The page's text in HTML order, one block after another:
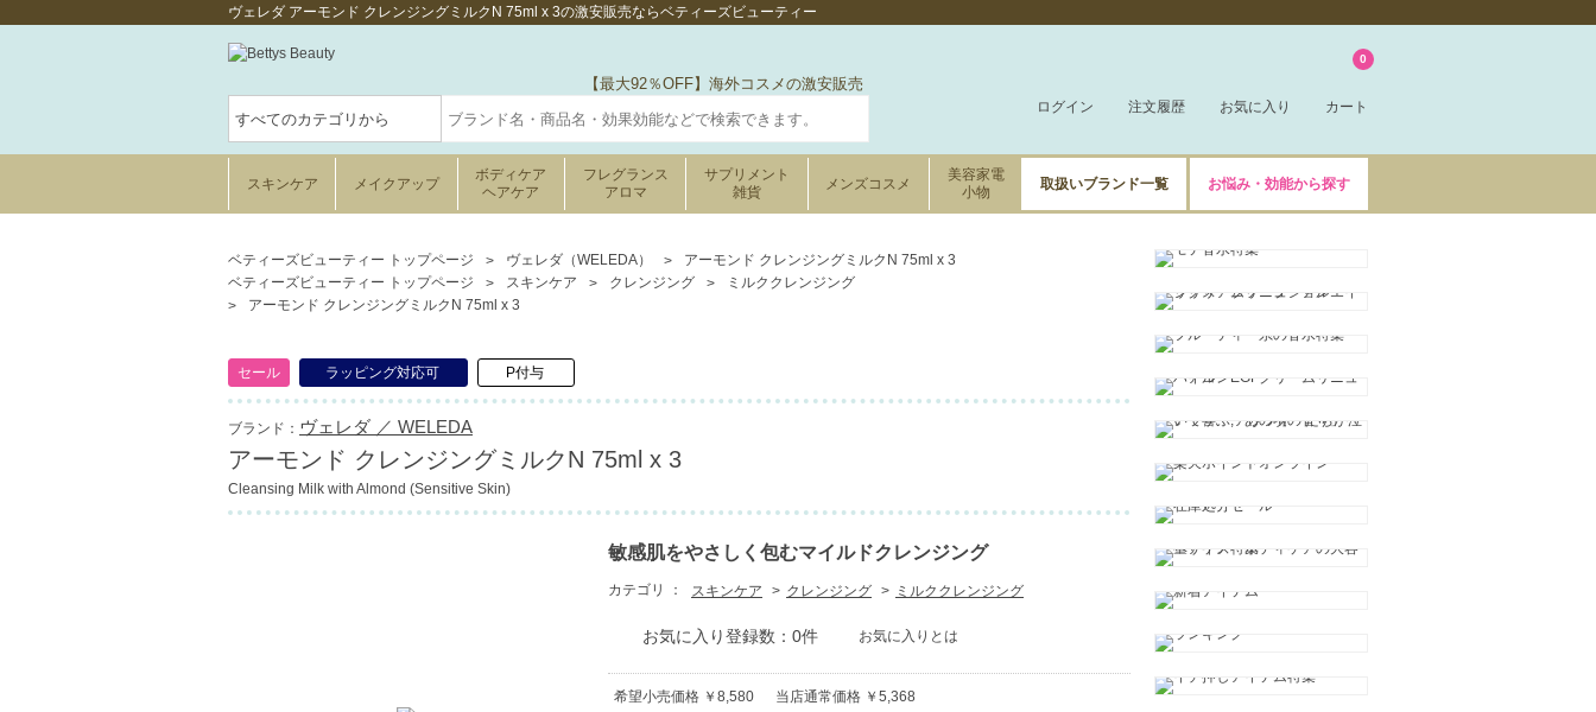
ヴェレダ アーモンド クレンジングミルクN 75ml x 3の激安販売ならベティーズビューティー
【最大92％OFF】海外コスメの激安販売
ログイン 注文履歴 お気に入り カート
0
スキンケア メイクアップ
ボディケア
ヘアケア
フレグランス
アロマ
サプリメント
雑貨
メンズコスメ
美容家電
小物
取扱いブランド一覧 お悩み・効能から探す
ベティーズビューティー トップページ ヴェレダ（WELEDA）
アーモンド クレンジングミルクN 75ml x 3
ベティーズビューティー トップページ
スキンケア クレンジング
ミルククレンジング
アーモンド クレンジングミルクN 75ml x 3
セール ラッピング対応可 P付与
ブランド： ヴェレダ ／ WELEDA
アーモンド クレンジングミルクN 75ml x 3
Cleansing Milk with Almond (Sensitive Skin)
敏感肌をやさしく包むマイルドクレンジング
カテゴリ ： スキンケア クレンジング ミルククレンジング
お気に入り登録数：0件 お気に入りとは
希望小売価格 ￥8,580 当店通常価格 ￥5,368